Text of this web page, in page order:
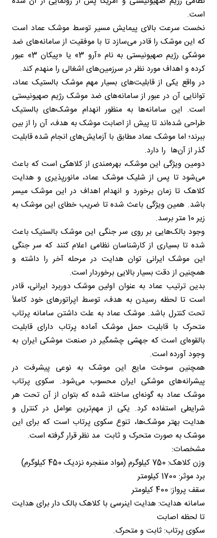
است.
نخست سرعت بالای پیمایش مسیر توسط موشک عماد است
که این موشک را قادر می‌سازد تا با موفقیت از سامانه‌های ضد
موشکی رژیم صهیونیستی به نام «آرو 3» یا «پیکان 3» عبور
کرده و اهداف مورد نظر در سرزمین‌های اشغالی را منهدم کند.
در واقع یکی از قابلیت‌های بسیار مهم موشک بالستیک عماد،
توانایی آن در عبور از سامانه‌های ضد موشک رژیم صهیونیستی
است. این سامانه‌ها به منظور انهدام موشک‌های بالستیک
طراحی شده‌اند تا پیش از اصابت موشک به هدف، آن را از بین
ببرند؛ اما موشک عماد مطابق با آزمایش‌های انجام شده قابلیت
گذر از آن‌ها را دارد.
دومین ویژگی این موشک، بهره‌مندی از کلاهکی است که باعث
می‌شود تا پس از شلیک موشک عماد، مانورپذیری و هدایت
کلاهک تا زمان برخورد و انهدام اهداف در این موشک میسر
باشد. همین ویژگی باعث شده تا ضریب خطای این موشک به
زیر 10 متر برسد.
وجود بالک‌هایی بر روی سر جنگی این موشک بالستیک باعث
شده تا بسیاری از کارشناسان نظامی اعلام کنند که سر جنگی
این موشک ایرانی توان هدایت در مرحله آخر را داشته و
همچنین از دقت بسیار بالایی برخوردار است.
بدین ترتیب عماد به عنوان اولین موشک دوربرد ایرانی، قادر
است تا لحظه رسیدن به هدف، توسط اپراتورهای خود کاملاً
تحت کنترل باشد. موشک عماد به علت داشتن سامانه پرتاب
متحرک با قابلیت حمل موشک آماده پرتاب دارای قابلیت
بالقوه‌ای است که جهشی چشمگیر در صنعت موشکی ایران به
وجود آورده است.
همچنین سوخت مایع این موشک به نوعی پیشرفت در
پیشرانه‌های موشکی ایران محسوب می‌شود. سکوی پرتاب
موشک عماد به گونه‌ای ساخته شده که بتوان از آن تحت هر
شرایطی استفاده کرد. یکی از مهم‌ترین عوامل در کنترل و
هدایت بهتر موشک‌ها، تنوع سکوی پرتاب است که برای این
موشک به صورت متحرک و ثابت مد نظر قرار گرفته است.
مشخصات:
وزن کلاهک: 750 کیلوگرم (مواد منفجره نزدیک 450 کیلوگرم)
برد موثر: 1700 کیلومتر
سقف پرواز: 400 کیلومتر
سامانه هدایت: هدایت اینرسی با کلاهک بالک دار برای هدایت
تا لحظه اصابت
سکوی پرتاب: ثابت و متحرک.